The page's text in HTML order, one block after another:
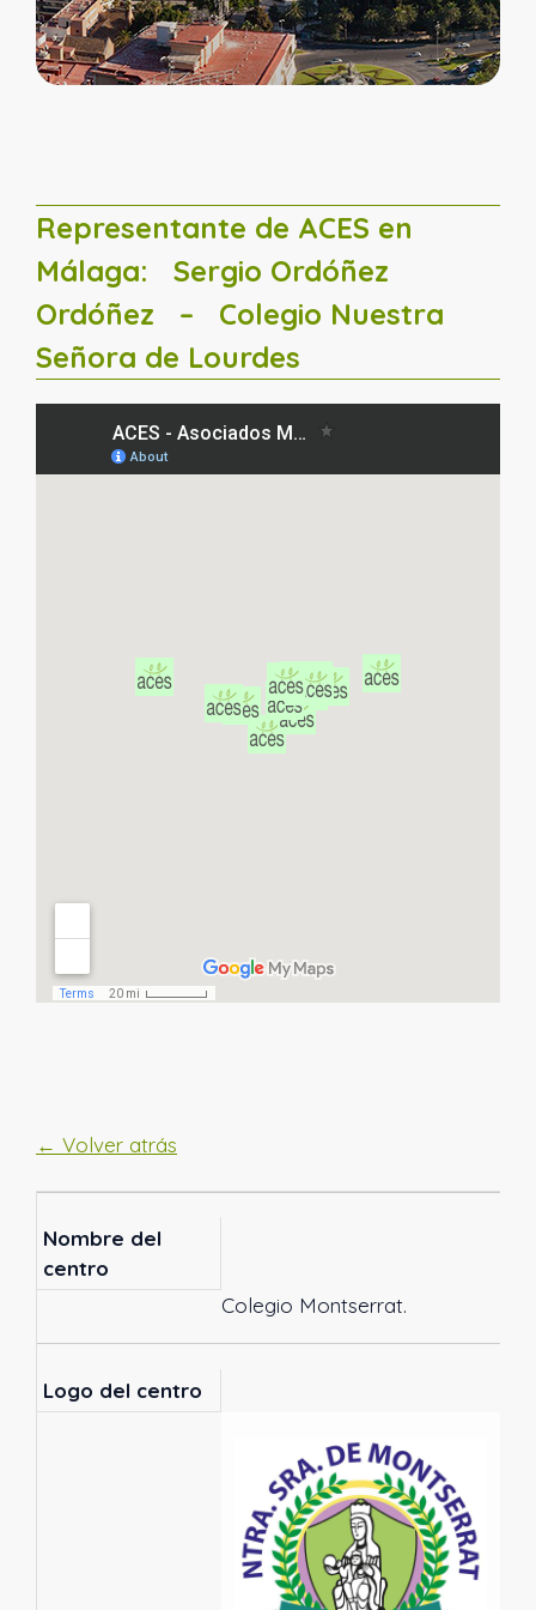
Representante de ACES en
Málaga:
Sergio Ordóñez
Ordóñez
– Colegio Nuestra
Señora de Lourdes
← Volver atrás
Nombre del
centro
Colegio Montserrat.
Logo del centro